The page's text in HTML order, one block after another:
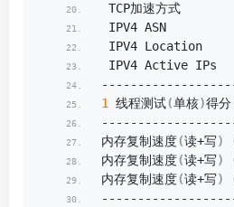
TCP加速方
IPV4
IPV4
IPV4 Active
1
线程测试(单核)得
内存复制速度(读+写)
内存复制速度(读+写)
内存复制速度(读+写)